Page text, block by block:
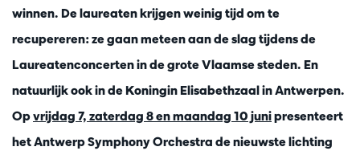
winnen. De laureaten krijgen weinig tijd om te
recupereren: ze gaan meteen aan de slag tijdens de
Laureatenconcerten in de grote Vlaamse steden. En
natuurlijk ook in de Koningin Elisabethzaal in Antwerpen.
Opvrijdag 7, zaterdag 8 en maandag 10 junipresenteert
het Antwerp Symphony Orchestra de nieuwste lichting